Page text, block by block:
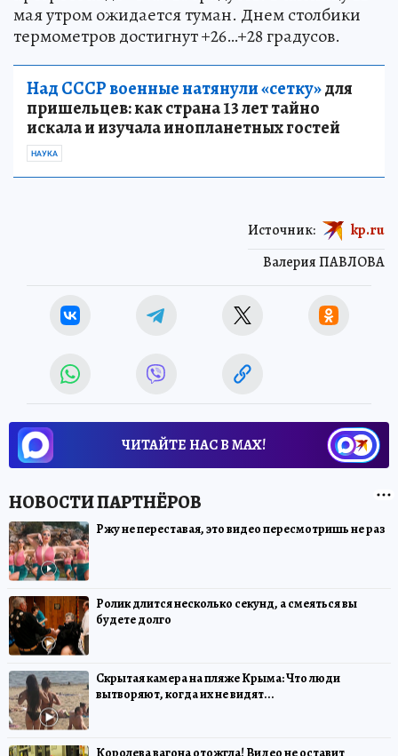
мая утром ожидается туман. Днем столбики
термометров достигнут +26…+28 градусов.
Над СССР военные натянули «сетку»для
пришельцев: как страна 13 лет тайно
искала и изучала инопланетных гостей
НАУКА
Валерия ПАВЛОВА
Источник: kp.ru
ЧИТАЙТЕ НАС В МАХ!
Ржу не переставая, это видео пересмотришь не раз
Ролик длится несколько секунд, а смеяться вы
будете долго
Скрытая камера на пляже Крыма: Что люди
вытворяют, когда их не видят...
Королева вагона отожгла! Видео не оставит